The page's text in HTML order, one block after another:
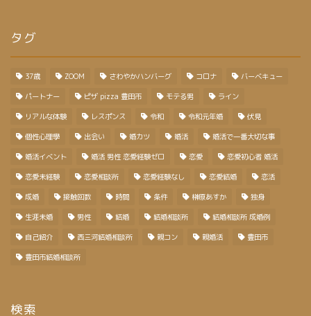
タグ
37歳 ZOOM さわやかハンバーグ コロナ バーベキュー
パートナー ピザ pizza 豊田市 モテる男 ライン
リアルな体験 レスポンス 令和 令和元年婚 伏見
個性心理學 出会い 婚カツ 婚活 婚活で一番大切な事
婚活イベント 婚活 男性 恋愛経験ゼロ 恋愛 恋愛初心者 婚活
恋愛未経験 恋愛相談所 恋愛経験なし 恋愛結婚 恋活
成婚 接触回数 時間 条件 榊原あすか 独身
生涯未婚 男性 結婚 結婚相談所 結婚相談所 成婚例
自己紹介 西三河結婚相談所 親コン 親婚活 豊田市
豊田市結婚相談所
検索